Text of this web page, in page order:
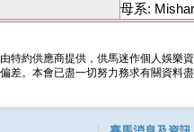
母系:
特約供應商提供，供馬迷作個人娛樂
差。本會已盡一切努力務求有關資料